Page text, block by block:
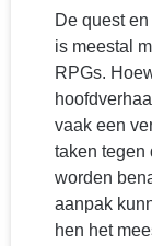
De quest
is meestal
RPGs.
vaak een
taken tegen
worden
aanpak
hen het